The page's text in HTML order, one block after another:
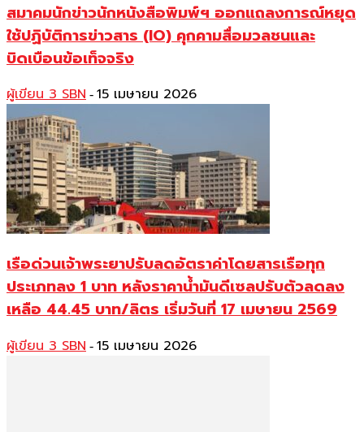
สมาคมนักข่าวนักหนังสือพิมพ์ฯ ออกแถลงการณ์หยุด
ใช้ปฏิบัติการข่าวสาร (IO) คุกคามสื่อมวลชนและ
บิดเบือนข้อเท็จจริง
ผู้เขียน 3 SBN - 15 เมษายน 2026
เรือด่วนเจ้าพระยาปรับลดอัตราค่าโดยสารเรือทุก
ประเภทลง 1 บาท หลังราคาน้ำมันดีเซลปรับตัวลดลง
เหลือ 44.45 บาท/ลิตร เริ่มวันที่ 17 เมษายน 2569
ผู้เขียน 3 SBN - 15 เมษายน 2026